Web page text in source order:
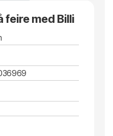
feire med Billi